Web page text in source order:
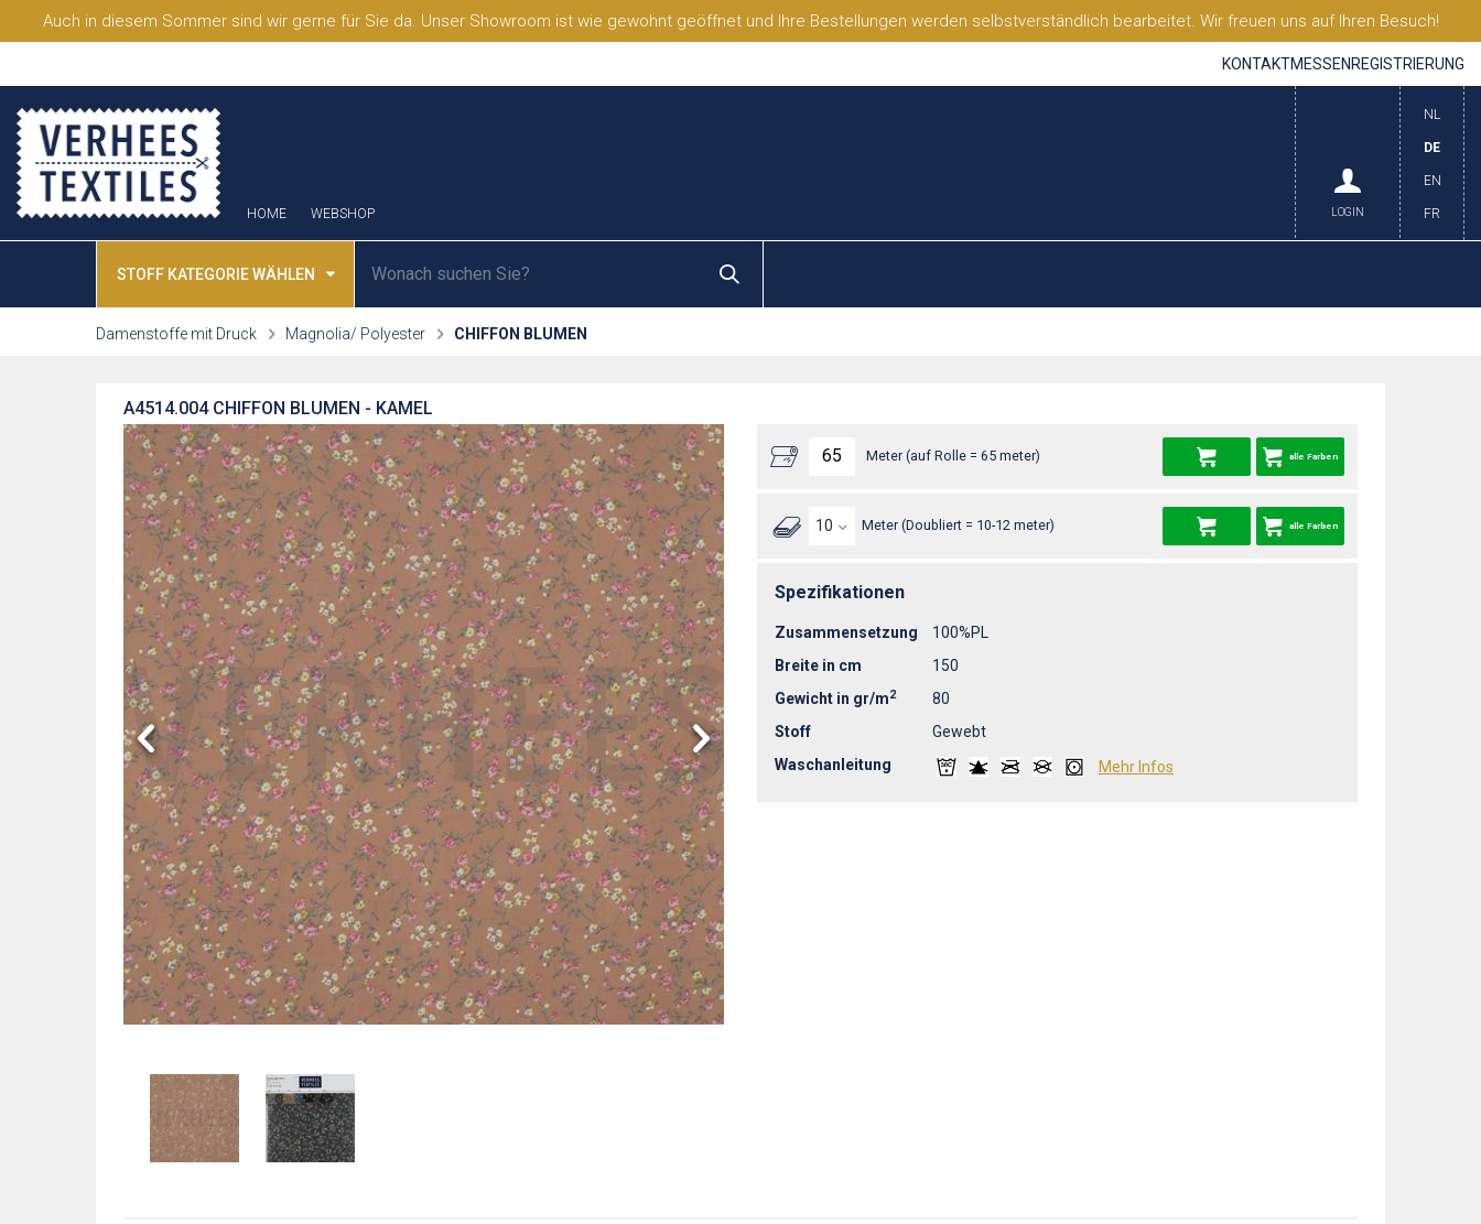
Auch in diesem Sommer sind wir gerne für Sie da. Unser Showroom ist wie gewohnt geöffnet und Ihre Bestellungen werden selbstverständlich bearbeitet. Wir freuen uns auf Ihren Besuch!
KONTAKTMESSEN REGISTRIERUNG
HOME WEBSHOP
NL
DE
EN
FR
LOGIN
STOFF KATEGORIE WÄHLEN
Damenstoffe mit Druck Magnolia/ Polyester CHIFFON BLUMEN
CHIFFON BLUMEN - KAMEL
A4514.004
Meter (auf Rolle = 65 meter) alle Farben
Meter (Doubliert = 10-12 meter) alle Farben
Spezifikationen
Zusammensetzung
100%PL
Breite in cm
150
Gewicht in gr/m2
80
Stoff
Gewebt
Waschanleitung
Mehr Infos